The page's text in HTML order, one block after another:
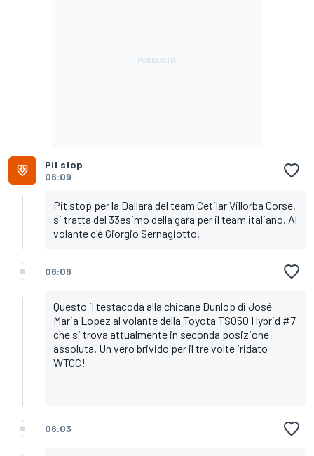
Pit stop
06:09
Pit stop per la Dallara del team Cetilar Villorba Corse,
si tratta del 33esimo della gara per il team italiano. Al
volante c'è Giorgio Sernagiotto.
06:06
Questo il testacoda alla chicane Dunlop di José
Maria Lopez al volante della Toyota TS050 Hybrid #7
che si trova attualmente in seconda posizione
assoluta. Un vero brivido per il tre volte iridato
WTCC!
06:03